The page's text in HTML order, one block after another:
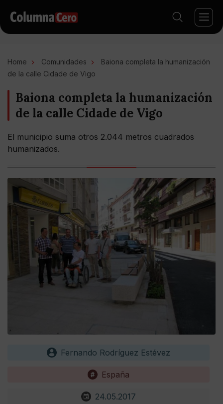
Home Comunidades
Baiona completa la humanización
de la calle Cidade de Vigo
Baiona completa la humanización
de la calle Cidade de Vigo
El municipio suma otros 2.044 metros cuadrados
humanizados.
Fernando Rodríguez Estévez
España
24.05.2017